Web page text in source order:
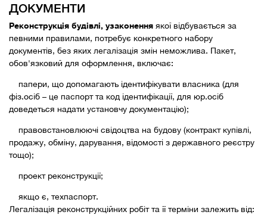
ДОКУМЕНТИ
Реконструкція будівлі, узаконення якої відбувається за
певними правилами, потребує конкретного набору
документів, без яких легалізація змін неможлива. Пакет,
обов'язковий для оформлення, включає:
папери, що допомагають ідентифікувати власника (для
фіз.осіб – це паспорт та код ідентифікації, для юр.осіб
доведеться надати установчу документацію);
правовстановлюючі свідоцтва на будову (контракт купівлі,
продажу, обміну, дарування, відомості з державного реєстру
тощо);
проект реконструкції;
якщо є, техпаспорт.
Легалізація реконструкційних робіт та її терміни залежить від: